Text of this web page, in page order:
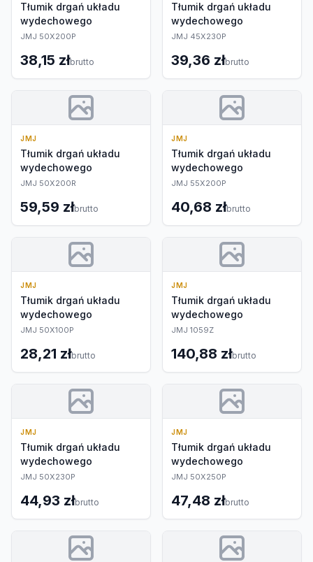
Tłumik drgań układu
wydechowego
JMJ 50X200P
38,15 złbrutto
Tłumik drgań układu
wydechowego
JMJ 45X230P
39,36 złbrutto
JMJ
Tłumik drgań układu
wydechowego
JMJ 50X200R
59,59 złbrutto
JMJ
Tłumik drgań układu
wydechowego
JMJ 55X200P
40,68 złbrutto
JMJ
Tłumik drgań układu
wydechowego
JMJ 50X100P
28,21 złbrutto
JMJ
Tłumik drgań układu
wydechowego
JMJ 1059Z
140,88 złbrutto
JMJ
Tłumik drgań układu
wydechowego
JMJ 50X230P
44,93 złbrutto
JMJ
Tłumik drgań układu
wydechowego
JMJ 50X250P
47,48 złbrutto